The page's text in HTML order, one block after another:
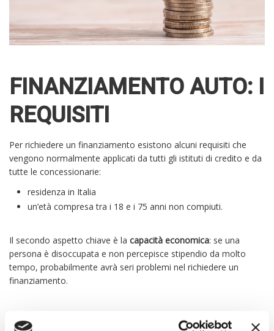
FINANZIAMENTO AUTO: I
REQUISITI
Per richiedere un finanziamento esistono alcuni requisiti che
vengono normalmente applicati da tutti gli istituti di credito e da
tutte le concessionarie:
residenza in Italia
un’età compresa tra i 18 e i 75 anni non compiuti.
Il secondo aspetto chiave è la capacità economica: se una
persona è disoccupata e non percepisce stipendio da molto
tempo, probabilmente avrà seri problemi nel richiedere un
finanziamento.